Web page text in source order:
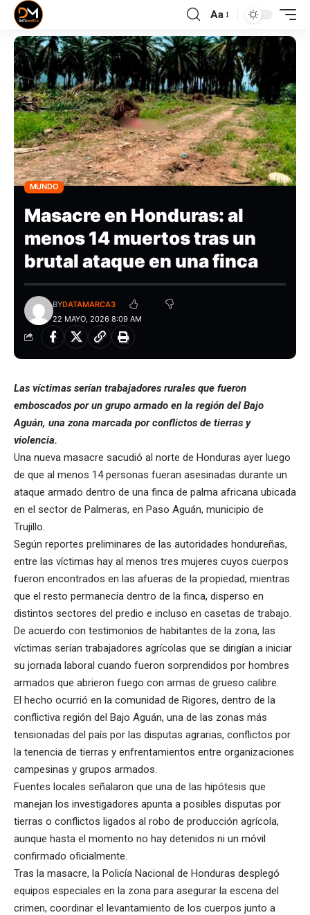
Aa
MUNDO
Masacre en Honduras: al
menos 14 muertos tras un
brutal ataque en una finca
22 MAYO, 2026 8:09 AM
BYDATAMARCA3
Las víctimas serían trabajadores rurales que fueron
emboscados por un grupo armado en la región del Bajo
Aguán, una zona marcada por conflictos de tierras y
violencia.
Una nueva masacre sacudió al norte de Honduras ayer luego
de que al menos 14 personas fueran asesinadas durante un
ataque armado dentro de una finca de palma africana ubicada
en el sector de Palmeras, en Paso Aguán, municipio de
Trujillo.
Según reportes preliminares de las autoridades hondureñas,
entre las víctimas hay al menos tres mujeres cuyos cuerpos
fueron encontrados en las afueras de la propiedad, mientras
que el resto permanecía dentro de la finca, disperso en
distintos sectores del predio e incluso en casetas de trabajo.
De acuerdo con testimonios de habitantes de la zona, las
víctimas serían trabajadores agrícolas que se dirigían a iniciar
su jornada laboral cuando fueron sorprendidos por hombres
armados que abrieron fuego con armas de grueso calibre.
El hecho ocurrió en la comunidad de Rigores, dentro de la
conflictiva región del Bajo Aguán, una de las zonas más
tensionadas del país por las disputas agrarias, conflictos por
la tenencia de tierras y enfrentamientos entre organizaciones
campesinas y grupos armados.
Fuentes locales señalaron que una de las hipótesis que
manejan los investigadores apunta a posibles disputas por
tierras o conflictos ligados al robo de producción agrícola,
aunque hasta el momento no hay detenidos ni un móvil
confirmado oficialmente.
Tras la masacre, la Policía Nacional de Honduras desplegó
equipos especiales en la zona para asegurar la escena del
crimen, coordinar el levantamiento de los cuerpos junto a